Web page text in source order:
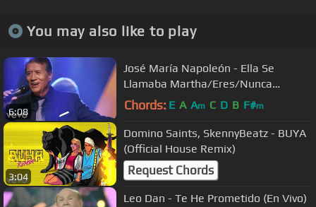
You may also like to play
6:08
José María Napoleón - Ella Se
Llamaba Martha/Eres/Nunca
Cambies (Medley)
Chords: E A Am C D B F#m
3:04
Domino Saints, SkennyBeatz - BUYA
(Official House Remix)
Request Chords
Leo Dan - Te He Prometido (En Vivo)